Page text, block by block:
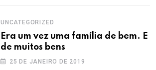
UNCATEGORIZED
Era um vez uma família de bem. E
de muitos bens
25 DE JANEIRO DE 2019